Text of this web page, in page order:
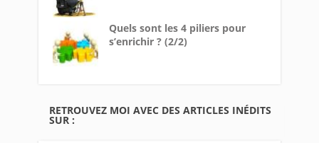
Quels sont les 4 piliers pour
s’enrichir ? (2/2)
RETROUVEZ MOI AVEC DES ARTICLES INÉDITS
SUR :